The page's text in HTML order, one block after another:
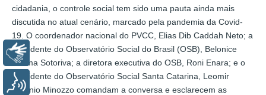
cidadania, o controle social tem sido uma pauta ainda mais
discutida no atual cenário, marcado pela pandemia da Covid-
19. O coordenador nacional do PVCC, Elias Dib Caddah Neto; a
presidente do Observatório Social do Brasil (OSB), Belonice
Fátima Sotoriva; a diretora executiva do OSB, Roni Enara; e o
presidente do Observatório Social Santa Catarina, Leomir
Antônio Minozzo comandam a conversa e esclarecem as
Libras
Voz